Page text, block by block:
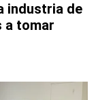
industria de
a tomar